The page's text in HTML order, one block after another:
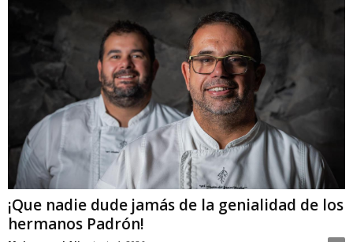
¡Que nadie dude jamás de la genialidad de los
hermanos Padrón!